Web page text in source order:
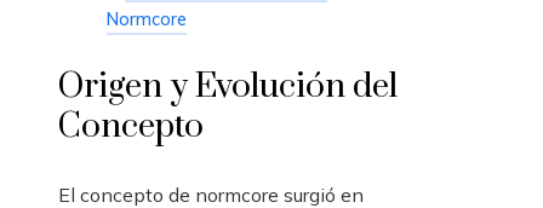
Normcore
Origen y Evolución del
Concepto
El concepto de normcore surgió en